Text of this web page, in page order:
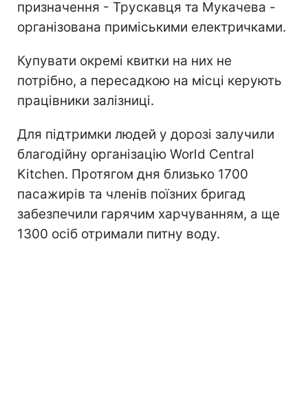
призначення - Трускавця та Мукачева -
організована приміськими електричками.
Купувати окремі квитки на них не
потрібно, а пересадкою на місці керують
працівники залізниці.
Для підтримки людей у дорозі залучили
благодійну організацію World Central
Kitchen. Протягом дня близько 1700
пасажирів та членів поїзних бригад
забезпечили гарячим харчуванням, а ще
1300 осіб отримали питну воду.